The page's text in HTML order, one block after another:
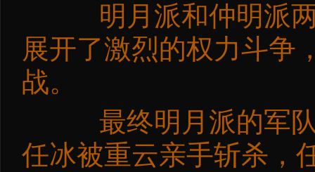
明月派和仲明派两
展开了激烈的权力斗争
战。
最终明月派的军队
任冰被重云亲手斩杀，